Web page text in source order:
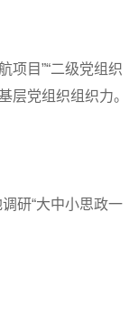
目”“二级党组织
层党组织组织力。
研“大中小思政一